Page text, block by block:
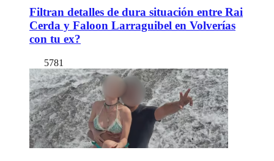
Filtran detalles de dura situación entre Rai
Cerda y Faloon Larraguibel en Volverías
con tu ex?
5781